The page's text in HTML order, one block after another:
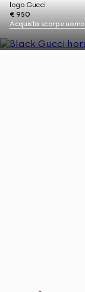
logo Gucci
€ 950
Acquista scarpe uomo